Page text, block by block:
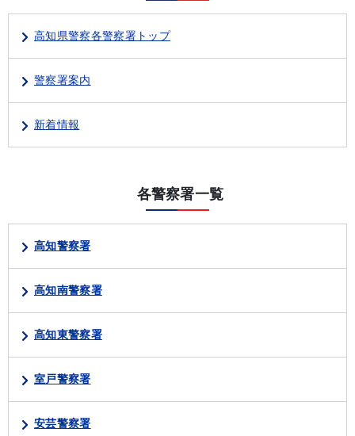
高知県警察各警察署トップ
警察署案内
新着情報
各警察署一覧
高知警察署
高知南警察署
高知東警察署
室戸警察署
安芸警察署